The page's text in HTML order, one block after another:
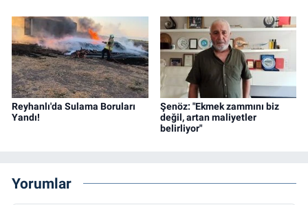
Reyhanlı'da Sulama Boruları
Yandı!
Şenöz: "Ekmek zammını biz
değil, artan maliyetler
belirliyor"
Yorumlar